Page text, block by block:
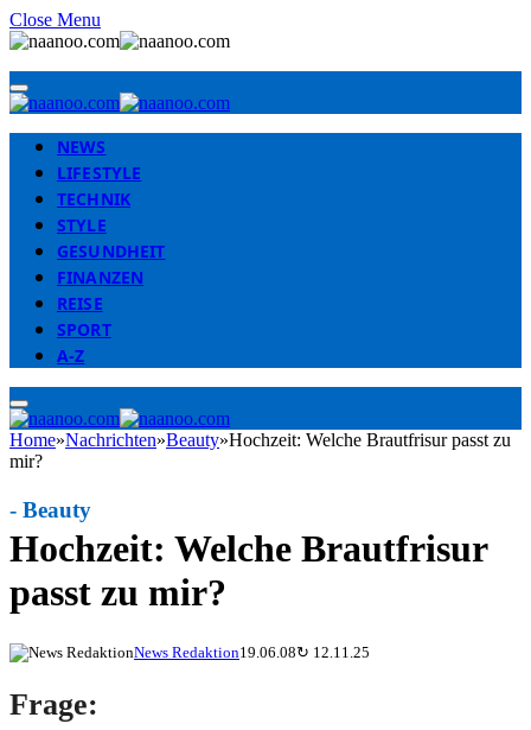
Close Menu
NEWS
LIFESTYLE
TECHNIK
STYLE
GESUNDHEIT
FINANZEN
REISE
SPORT
A-Z
Home»Nachrichten»Beauty»Hochzeit: Welche Brautfrisur passt zu
mir?
Hochzeit: Welche Brautfrisur
passt zu mir?
- Beauty
News Redaktion19.06.08↻ 12.11.25
Frage: